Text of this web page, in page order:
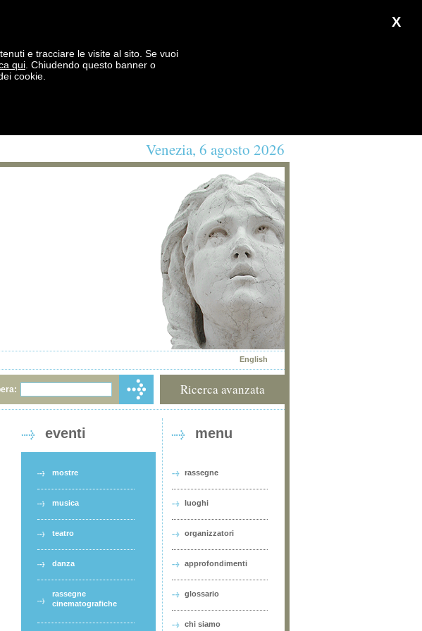
X
e tracciare le visite al sito. Se vuoi
qui . Chiudendo questo banner o
cookie.
Venezia, 6 agosto 2026
English
Ricerca avanzata
eventi
mostre
musica
teatro
danza
rassegne
cinematografiche
menu
rassegne
luoghi
organizzatori
approfondimenti
glossario
chi siamo